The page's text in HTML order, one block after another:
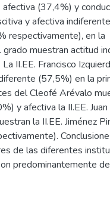
(37,4%) y
y afectiva
respectivamente), en la
muestran actitud
II.EE. Francisco
(57,5%) en la
del Cleofé Arévalo
y afectiva la II.EE. Juan
la II.EE. Jiménez
de las diferentes
predominantemente de